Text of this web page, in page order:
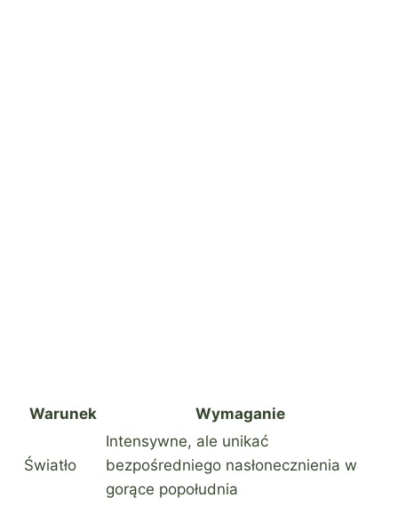
Warunek Wymaganie
Światło
Intensywne, ale unikać
bezpośredniego nasłonecznienia w
gorące popołudnia